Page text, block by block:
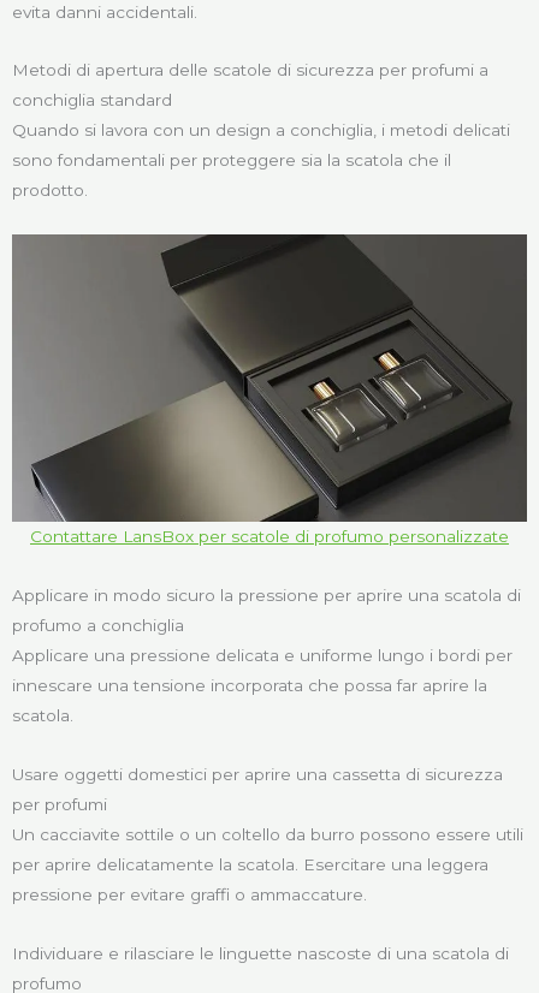
evita danni accidentali.
Metodi di apertura delle scatole di sicurezza per profumi a
conchiglia standard
Quando si lavora con un design a conchiglia, i metodi delicati
sono fondamentali per proteggere sia la scatola che il
prodotto.
Contattare LansBox per scatole di profumo personalizzate
Applicare in modo sicuro la pressione per aprire una scatola di
profumo a conchiglia
Applicare una pressione delicata e uniforme lungo i bordi per
innescare una tensione incorporata che possa far aprire la
scatola.
Usare oggetti domestici per aprire una cassetta di sicurezza
per profumi
Un cacciavite sottile o un coltello da burro possono essere utili
per aprire delicatamente la scatola. Esercitare una leggera
pressione per evitare graffi o ammaccature.
Individuare e rilasciare le linguette nascoste di una scatola di
profumo